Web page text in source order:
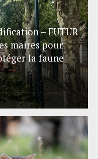
– FUTUR
maires pour
la faune